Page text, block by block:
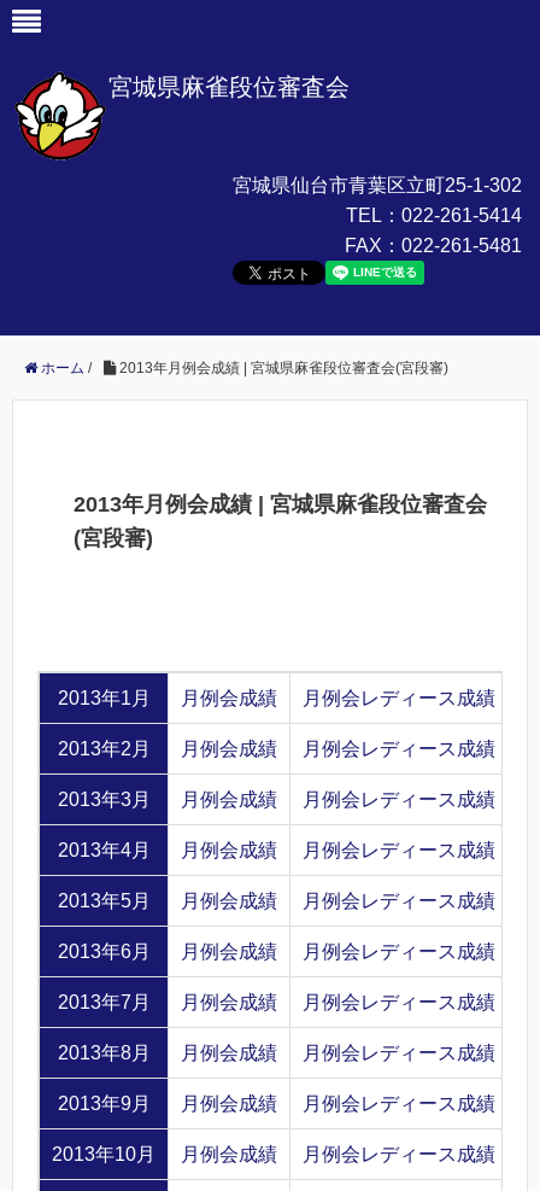
宮城県麻雀段位審査会
宮城県仙台市青葉区立町25-1-302
TEL： 022-261-5414
FAX： 022-261-5481
ホーム / 2013年月例会成績 | 宮城県麻雀段位審査会(宮段審)
2013年月例会成績 | 宮城県麻雀段位審査会
(宮段審)
2013年1月 月例会成績 月例会レディース成績
2013年2月 月例会成績 月例会レディース成績
2013年3月 月例会成績 月例会レディース成績
2013年4月 月例会成績 月例会レディース成績
2013年5月 月例会成績 月例会レディース成績
2013年6月 月例会成績 月例会レディース成績
2013年7月 月例会成績 月例会レディース成績
2013年8月 月例会成績 月例会レディース成績
2013年9月 月例会成績 月例会レディース成績
2013年10月 月例会成績 月例会レディース成績